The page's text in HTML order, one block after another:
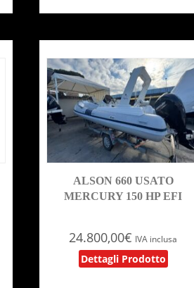
ALSON 660 USATO
MERCURY 150 HP EFI
24.800,00€ IVA inclusa
Dettagli Prodotto